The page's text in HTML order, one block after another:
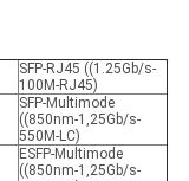
SFP-RJ45 ((1.25Gb/s-
100M-RJ45)
SFP-Multimode
((850nm-1,25Gb/s-
550M-LC)
ESFP-Multimode
((850nm-1,25Gb/s-